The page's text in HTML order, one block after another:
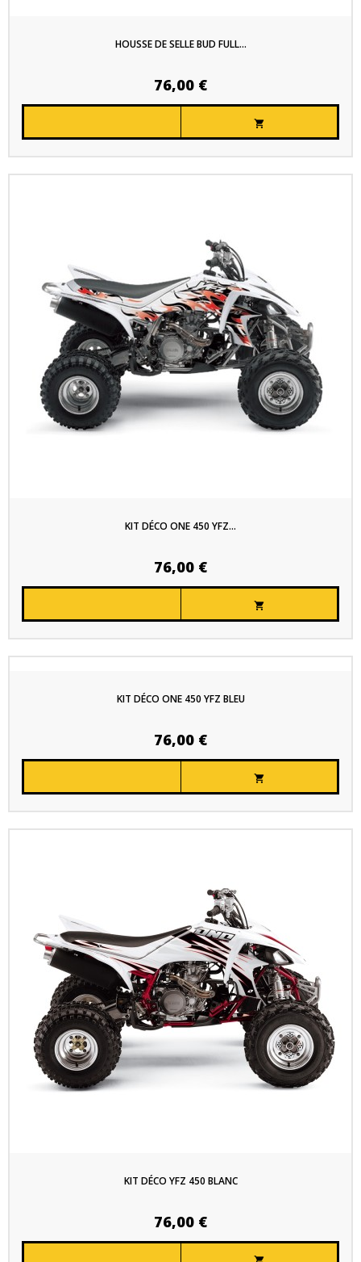
HOUSSE DE SELLE BUD FULL...
76,00 €

KIT DÉCO ONE 450 YFZ...
76,00 €

KIT DÉCO ONE 450 YFZ BLEU
76,00 €

KIT DÉCO YFZ 450 BLANC
76,00 €